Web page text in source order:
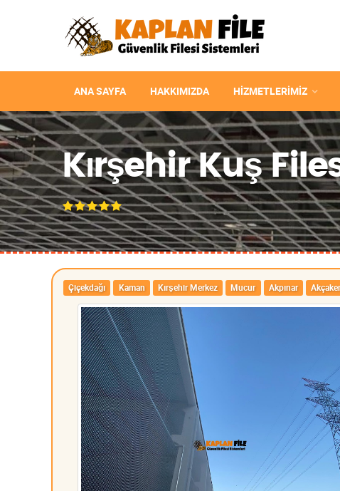
ANA SAYFA HAKKIMIZDA HIZMETLERIMIZ
Kırşehir Kuş
Çiçekdağı Kaman Kırşehir Merkez Mucur Akpınar